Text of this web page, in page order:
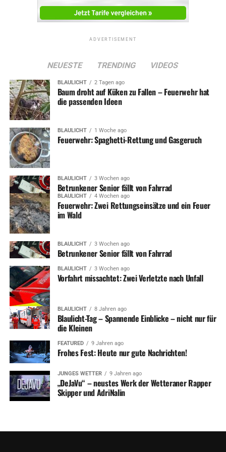
Spender für Bauspielplatz gesucht
Spiel- und Sportfest der KitasADVERTISEMENT
NEUESTE TRENDING VIDEOS
BLAULICHT 2 Tagen ago
Baum droht auf Küken zu Fallen – Feuerwehr hat
die passenden Ideen
BLAULICHT 1 Woche ago
Feuerwehr: Spaghetti-Rettung und Gasgeruch
BLAULICHT 3 Wochen ago
Betrunkener Senior fällt von Fahrrad
BLAULICHT 4 Wochen ago
Feuerwehr: Zwei Rettungseinsätze und ein Feuer
im Wald
BLAULICHT 3 Wochen ago
Betrunkener Senior fällt von Fahrrad
BLAULICHT 3 Wochen ago
Vorfahrt missachtet: Zwei Verletzte nach Unfall
BLAULICHT 8 Jahren ago
Blaulicht-Tag – Spannende Einblicke – nicht nur für
die Kleinen
FEATURED 9 Jahren ago
Frohes Fest: Heute nur gute Nachrichten!
JUNGES WETTER 9 Jahren ago
„DeJaVu“ – neustes Werk der Wetteraner Rapper
Skipper und AdriNalin